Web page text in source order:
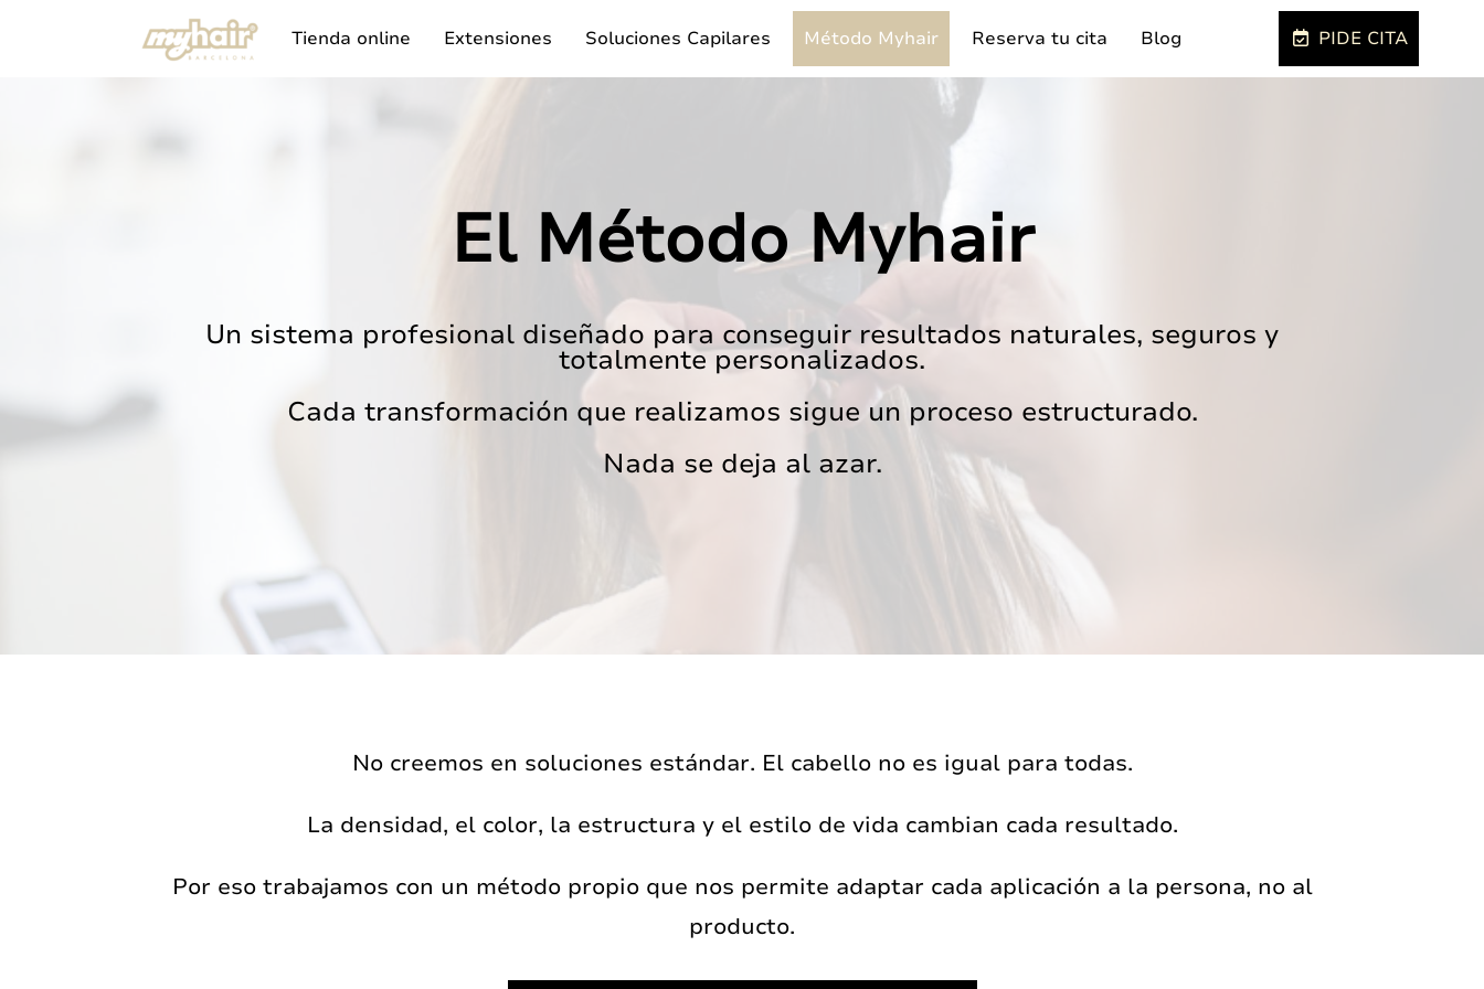
Tienda online Extensiones Soluciones Capilares Método Myhair Reserva tu cita Blog PIDE CITA
El Método Myhair
Un sistema profesional diseñado para conseguir resultados naturales, seguros y
totalmente personalizados.
Cada transformación que realizamos sigue un proceso estructurado.
Nada se deja al azar.
No creemos en soluciones estándar. El cabello no es igual para todas.
La densidad, el color, la estructura y el estilo de vida cambian cada resultado.
Por eso trabajamos con un método propio que nos permite adaptar cada aplicación a la persona, no al
producto.